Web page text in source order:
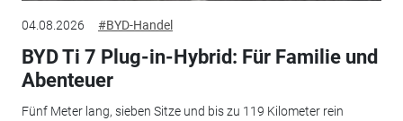
04.08.2026 #BYD-Handel
BYD Ti 7 Plug-in-Hybrid: Für Familie und
Abenteuer
Fünf Meter lang, sieben Sitze und bis zu 119 Kilometer rein